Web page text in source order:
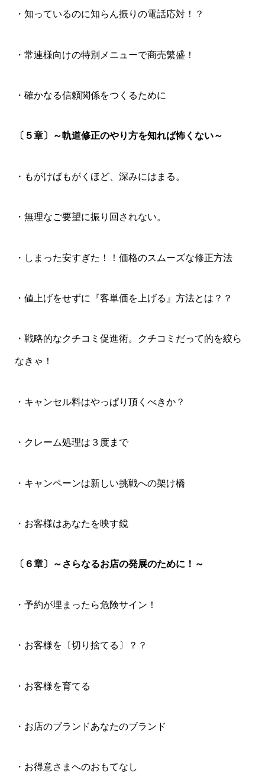
・知っているのに知らん振りの電話応対！？
・常連様向けの特別メニューで商売繁盛！
・確かなる信頼関係をつくるために
〔５章〕～軌道修正のやり方を知れば怖くない～
・もがけばもがくほど、深みにはまる。
・無理なご要望に振り回されない。
・しまった安すぎた！！価格のスムーズな修正方法
・値上げをせずに『客単価を上げる』方法とは？？
・戦略的なクチコミ促進術。クチコミだって的を絞ら
なきゃ！
・キャンセル料はやっぱり頂くべきか？
・クレーム処理は３度まで
・キャンペーンは新しい挑戦への架け橋
・お客様はあなたを映す鏡
〔６章〕～さらなるお店の発展のために！～
・予約が埋まったら危険サイン！
・お客様を〔切り捨てる〕？？
・お客様を育てる
・お店のブランドあなたのブランド
・お得意さまへのおもてなし